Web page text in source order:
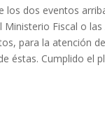
dos eventos
Ministerio Fiscal o
para la atención
éstas. Cumplido el